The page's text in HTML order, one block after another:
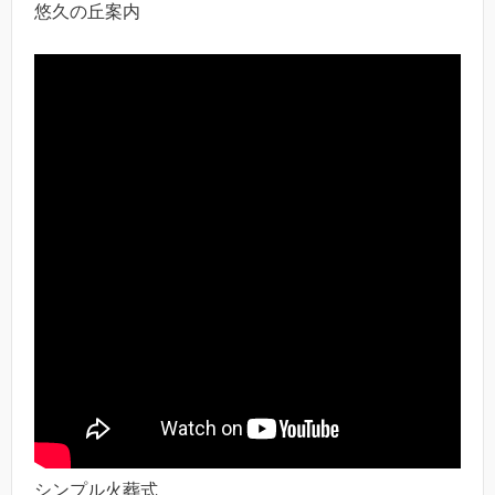
悠久の丘案内
シンプル火葬式